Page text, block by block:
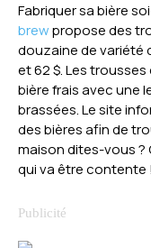
Fabriquer sa bière
brewpropose des
douzaine de variété
et 62 $. Les
bière frais avec une
brassées. Le site
des bières afin de
maison dites-vous ?
qui va être contente !